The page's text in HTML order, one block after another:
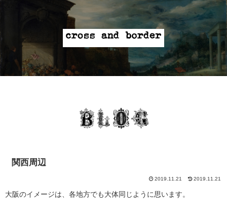
関西周辺
2019.11.21 2019.11.21
大阪のイメージは、各地方でも大体同じように思います。